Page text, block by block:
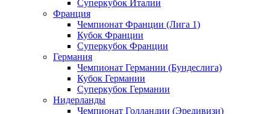
Суперкубок Италии
Франция
Чемпионат Франции (Лига 1)
Кубок Франции
Суперкубок Франции
Германия
Чемпионат Германии (Бундеслига)
Кубок Германии
Суперкубок Германии
Нидерланды
Чемпионат Голландии (Эредивизи)